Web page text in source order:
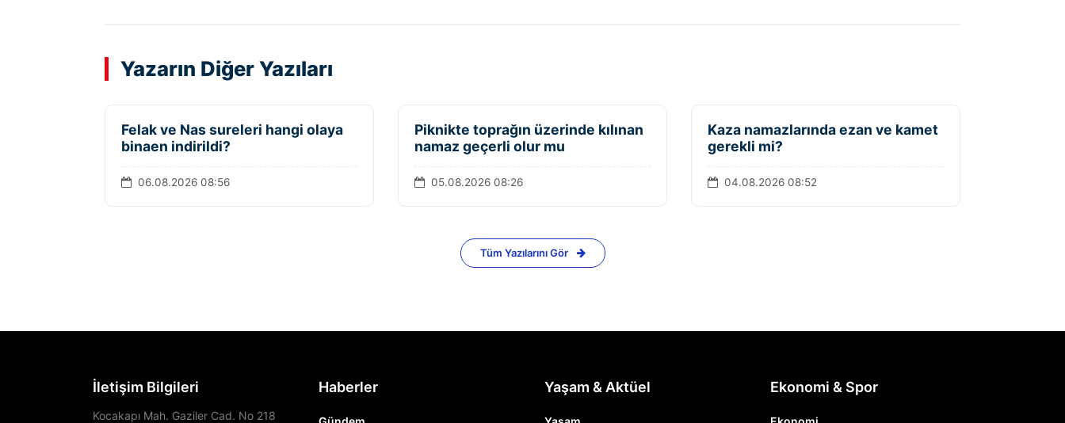
Yazarın Diğer Yazıları
Felak ve Nas sureleri hangi olaya
binaen indirildi?
06.08.2026 08:56
Piknikte toprağın üzerinde kılınan
namaz geçerli olur mu
05.08.2026 08:26
Kaza namazlarında ezan ve kamet
gerekli mi?
04.08.2026 08:52
Tüm Yazılarını Gör
İletişim Bilgileri
Kocakapı Mah. Gaziler Cad. No 218
Haberler Yaşam & Aktüel Ekonomi & Spor